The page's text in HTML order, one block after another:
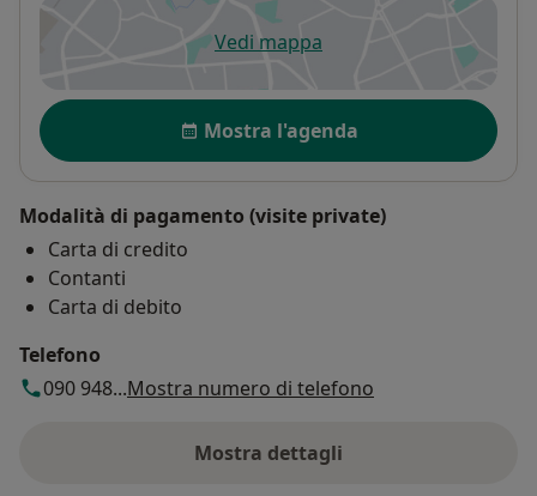
Vedi mappasi apre in una nuova scheda
Disponibilità
Mostra l'agenda
Modalità di pagamento (visite private)
Carta di credito
Contanti
Carta di debito
Telefono
090 948...Mostra numero di telefono
Mostra dettagli
sull'indirizzo